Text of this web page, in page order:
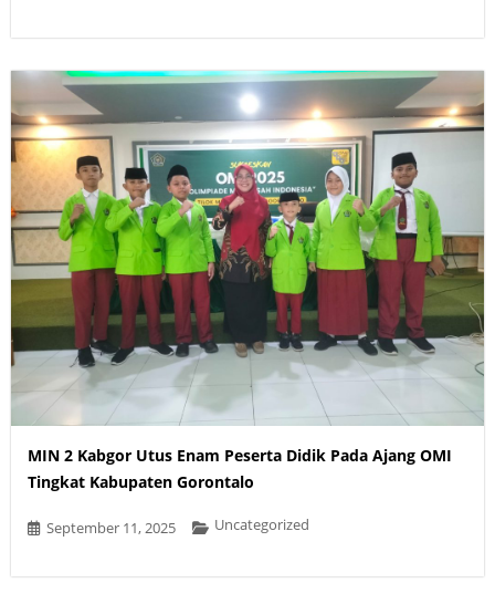
MIN 2 Kabgor Utus Enam Peserta Didik Pada Ajang OMI
Tingkat Kabupaten Gorontalo
September 11, 2025 Uncategorized